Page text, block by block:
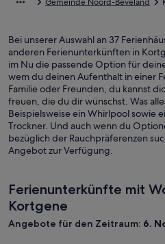
Bei unserer Auswahl an 37
anderen Ferienunterkünften in
im Nu die passende Option für
wem du deinen Aufenthalt in einer
Familie oder Freunden, du kannst
freuen, die du dir wünschst. Was
Beispielsweise ein Whirlpool sowie
Trockner. Und auch wenn du
bezüglich der Rauchpräferenzen
Angebot zur Verfügung.
Ferienunterkünfte mit
Kortgene
Angebote für den Zeitraum: 6.